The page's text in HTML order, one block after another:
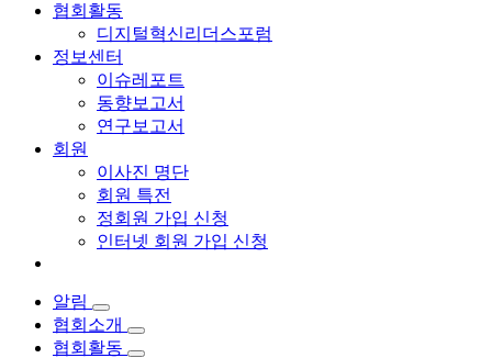
협회활동
디지털혁신리더스포럼
정보센터
이슈레포트
동향보고서
연구보고서
회원
이사진 명단
회원 특전
정회원 가입 신청
인터넷 회원 가입 신청
알림
협회소개
협회활동